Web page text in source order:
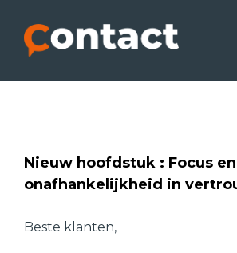
content
Nieuw hoofdstuk : Focus en
onafhankelijkheid in
Beste klanten,